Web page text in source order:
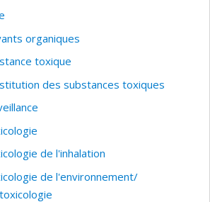
organiques
toxique
des substances toxiques
de l'inhalation
de l'environnement/